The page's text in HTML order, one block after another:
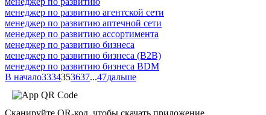
менеджер по развитию агентской сети
менеджер по развитию аптечной сети
менеджер по развитию ассортимента
менеджер по развитию бизнеса
менеджер по развитию бизнеса (B2B)
менеджер по развитию бизнеса BDM
В начало3334353637...47дальше
Сканируйте QR-код, чтобы скачать приложение